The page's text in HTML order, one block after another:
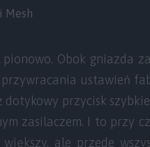
Mesh
Obok gniazda
ustawień
przycisk
zasilaczem. I to przy
ale przede